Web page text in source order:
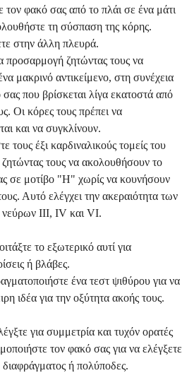
τον φακό σας από το πλάι σε ένα μάτι
τη σύσπαση της κόρης.
στην άλλη πλευρά.
προσαρμογή ζητώντας τους να
μακρινό αντικείμενο, στη συνέχεια
που βρίσκεται λίγα εκατοστά από
Οι κόρες τους πρέπει να
και να συγκλίνουν.
τους έξι καρδιναλικούς τομείς του
τους να ακολουθήσουν το
σε μοτίβο "Η" χωρίς να κουνήσουν
Αυτό ελέγχει την ακεραιότητα των
νεύρων III, IV και VI.
το εξωτερικό αυτί για
ή βλάβες.
ένα τεστ ψιθύρου για να
ιδέα για την οξύτητα ακοής τους.
για συμμετρία και τυχόν ορατές
τον φακό σας για να ελέγξετε
διαφράγματος ή πολύποδες.